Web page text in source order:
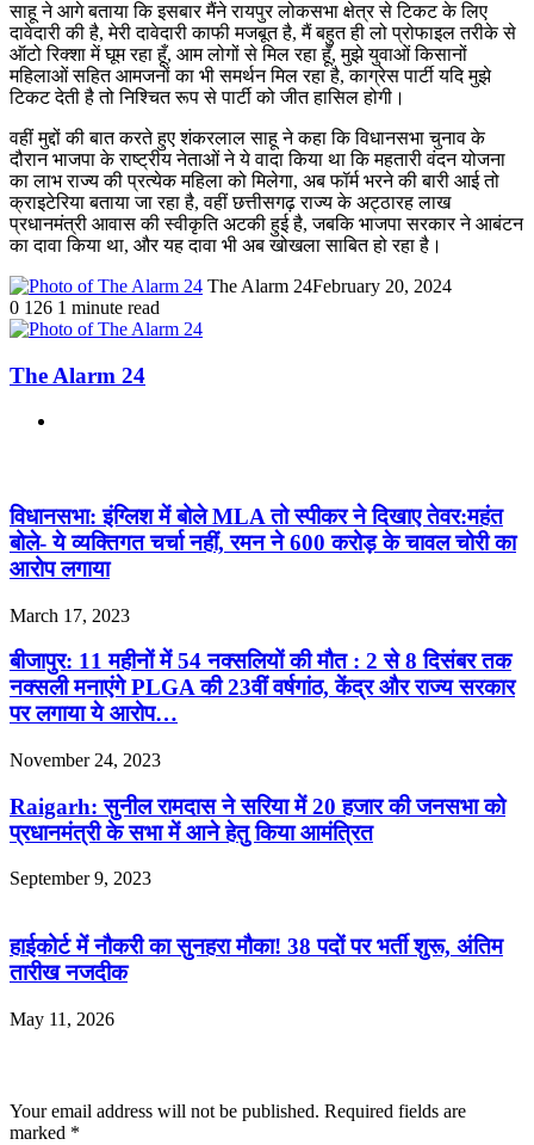
साहू ने आगे बताया कि इसबार मैंने रायपुर लोकसभा क्षेत्र से टिकट के लिए
दावेदारी की है, मेरी दावेदारी काफी मजबूत है, मैं बहुत ही लो प्रोफाइल तरीके से
ऑटो रिक्शा में घूम रहा हूँ, आम लोगों से मिल रहा हूँ, मुझे युवाओं किसानों
महिलाओं सहित आमजनों का भी समर्थन मिल रहा है, काग्रेस पार्टी यदि मुझे
टिकट देती है तो निश्चित रूप से पार्टी को जीत हासिल होगी।
वहीं मुद्दों की बात करते हुए शंकरलाल साहू ने कहा कि विधानसभा चुनाव के
दौरान भाजपा के राष्ट्रीय नेताओं ने ये वादा किया था कि महतारी वंदन योजना
का लाभ राज्य की प्रत्येक महिला को मिलेगा, अब फॉर्म भरने की बारी आई तो
क्राइटेरिया बताया जा रहा है, वहीं छत्तीसगढ़ राज्य के अट्ठारह लाख
प्रधानमंत्री आवास की स्वीकृति अटकी हुई है, जबकि भाजपा सरकार ने आबंटन
का दावा किया था, और यह दावा भी अब खोखला साबित हो रहा है।
The Alarm 24February 20, 2024
0 126 1 minute read
The Alarm 24
विधानसभा: इंग्लिश में बोले MLA तो स्पीकर ने दिखाए तेवर:महंत
बोले- ये व्यक्तिगत चर्चा नहीं, रमन ने 600 करोड़ के चावल चोरी का
आरोप लगाया
March 17, 2023
बीजापुर: 11 महीनों में 54 नक्सलियों की मौत : 2 से 8 दिसंबर तक
नक्सली मनाएंगे PLGA की 23वीं वर्षगांठ, केंद्र और राज्य सरकार
पर लगाया ये आरोप…
November 24, 2023
Raigarh: सुनील रामदास ने सरिया में 20 हजार की जनसभा को
प्रधानमंत्री के सभा में आने हेतु किया आमंत्रित
September 9, 2023
हाईकोर्ट में नौकरी का सुनहरा मौका! 38 पदों पर भर्ती शुरू, अंतिम
तारीख नजदीक
May 11, 2026
Your email address will not be published. Required fields are
marked *